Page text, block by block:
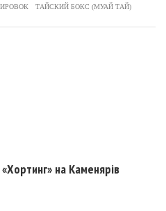
ТАЙСКИЙ БОКС (МУАЙ ТАЙ)
на Каменярів